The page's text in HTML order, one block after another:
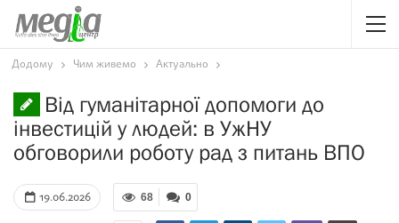
Додому Чим живемо Актуально
Від гуманітарної допомоги до
інвестицій у людей: в УжНУ
обговорили роботу рад з питань ВПО
19.06.2026 0
68